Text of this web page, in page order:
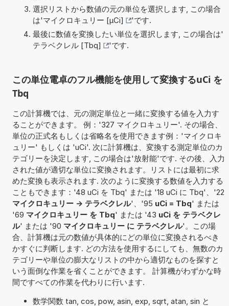
選択リストから数値の元の単位を選択します, この場合
は'マイクロキュリー [µCi]
'です.
最後に数値を変換したい単位を選択します, この場合は'
テラベクレル [Tbq]
'です.
この単位電卓のフル機能を使用して変換するuCi を
Tbq
この計算機では、元の測定単位と一緒に変換する値を入力す
ることができます。 例：'327 マイクロキュリー'. その場合、
単位の正式名もしくは省略名を使用できます例：'マイクロキ
ュリー' もしくは 'uCi'. 次に計算機は、変換する測定単位のカ
テゴリーを決定します, この場合は'放射能'です. その後、入力
された値が適切な単位に変換されます。リストには最初に求
めた変換も表示されます. 次のように変換する数値を入力する
こともできます：'48 uCi を Tbq' または '18 uCi に Tbq'、'22
マイクロキュリー -> テラベクレル'、'95 uCi = Tbq' または
'69 マイクロキュリー を Tbq' または '43 uCi を テラベクレ
ル' または '90 マイクロキュリー に テラベクレル'。この場
合、計算機は元の数値が具体的にどの単位に変換されるべき
かすぐに判断します. どの方法を使用するにしても、無数のカ
テゴリーや単位の膨大なリストの中から適切なものを探すと
いう面倒な作業を省くことができます。 計算機がわずかな時
間ですべての作業を代わりに行います.
数学関数 tan, cos, pow, asin, exp, sqrt, atan, sin と